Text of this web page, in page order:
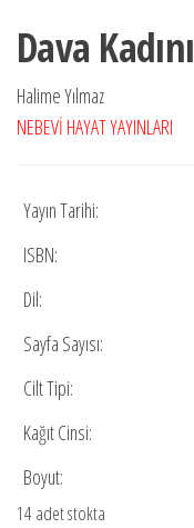
₺190,00.fiyat:
Dava Kadını
Halime Yılmaz
NEBEVİ HAYAT YAYINLARI
Yayın Tarihi:
ISBN:
Dil:
Sayfa Sayısı:
Cilt Tipi:
Kağıt Cinsi:
Boyut:
14 adet stokta